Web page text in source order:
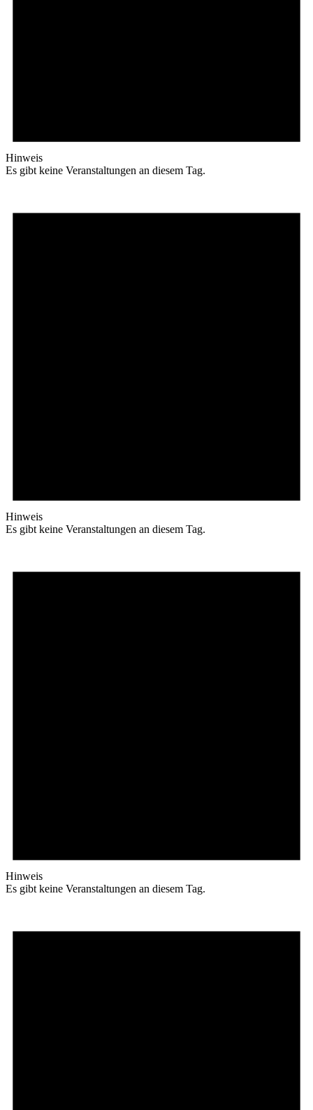
Hinweis
Es gibt keine Veranstaltungen an diesem Tag.
Hinweis
Es gibt keine Veranstaltungen an diesem Tag.
Hinweis
Es gibt keine Veranstaltungen an diesem Tag.